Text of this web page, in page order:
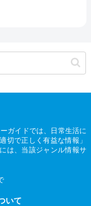
ガイドでは、日常生活に
切で正しく有益な情報」
は、当該ジャンル情報サ
いて